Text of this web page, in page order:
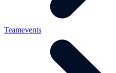
Teamevents